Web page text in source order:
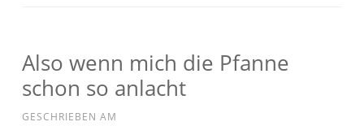
Also wenn mich die Pfanne
schon so anlacht
GESCHRIEBEN AM